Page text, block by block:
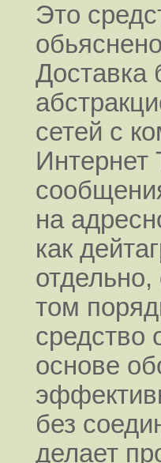
Это
Доставка
сетей с
Интернет
на
как
отдельно,
том
средство
основе
без
делает